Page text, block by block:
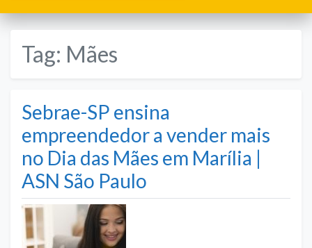
Tag: Mães
Sebrae-SP ensina
empreendedor a vender mais
no Dia das Mães em Marília |
ASN São Paulo